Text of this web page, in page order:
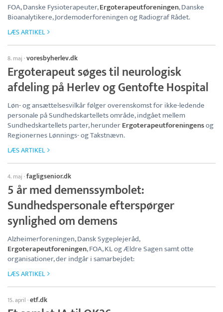
FOA, Danske Fysioterapeuter,Ergoterapeutforeningen, Danske
Bioanalytikere, Jordemoderforeningen og Radiograf Rådet.
LÆS ARTIKEL
8. maj ·voresbyherlev.dk
Ergoterapeut søges til neurologisk
afdeling på Herlev og Gentofte Hospital
Løn- og ansættelsesvilkår følger overenskomst for ikke-ledende
personale på Sundhedskartellets område, indgået mellem
Sundhedskartellets parter, herunderErgoterapeutforeningensog
Regionernes Lønnings- og Takstnævn.
LÆS ARTIKEL
4. maj ·fagligsenior.dk
5 år med demenssymbolet:
Sundhedspersonale efterspørger
synlighed om demens
Alzheimerforeningen, Dansk Sygeplejeråd,
Ergoterapeutforeningen, FOA, KL og Ældre Sagen samt otte
organisationer, der indgår i samarbejdet:
LÆS ARTIKEL
15. april ·etf.dk